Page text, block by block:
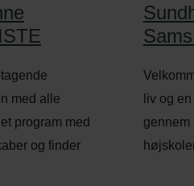
med alle
program med
og finder
liv og
gennem